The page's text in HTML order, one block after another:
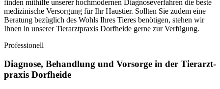
finden mithilfe unserer hochmodernen Diagnoseverfahren die beste
medizinische Versorgung für Ihr Haustier. Sollten Sie zudem eine
Beratung bezüglich des Wohls Ihres Tieres benötigen, stehen wir
Ihnen in unserer Tierarztpraxis Dorfheide gerne zur Verfügung.
Professionell
Diagnose, Behandlung und Vorsorge in der Tierarzt-
praxis Dorfheide